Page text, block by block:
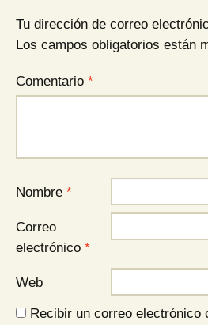
Tu dirección de correo
Los campos obligatorios están
Comentario *
Nombre *
Correo
electrónico *
Web
Recibir un correo electrónico